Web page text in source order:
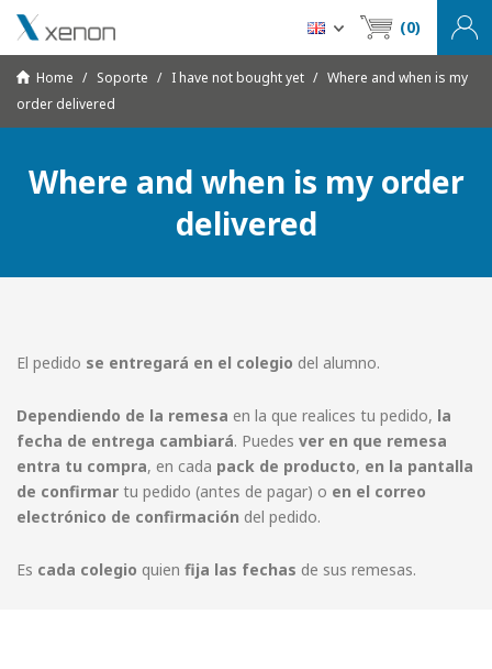
(0)
Home Soporte I have not bought yet
Where and when is my
order delivered
Where and when is my order
delivered
El pedido se entregará en el colegio del alumno.
Dependiendo de la remesa en la que realices tu pedido, la
fecha de entrega cambiará. Puedes ver en que remesa
entra tu compra, en cada pack de producto, en la pantalla
de confirmar tu pedido (antes de pagar) o en el correo
electrónico de confirmación del pedido.
Es cada colegio quien fija las fechas de sus remesas.